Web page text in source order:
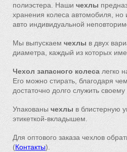
полиэстера. Наши чехлы
хранения колеса автомобиля,
авто индивидуальной
Мы выпускаем чехлы в двух
диаметра, каждый из которых
Чехол запасного колеса легко
Его можно стирать, благодаря
достаточно долго служить
Упакованы чехлы в блистерную
этикеткой-вкладышем.
Для оптового заказа чехлов
(Контакты).